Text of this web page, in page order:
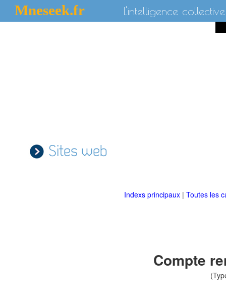
Mneseek.fr L'intelligence collective
Sites web
Indexs principaux | Toutes les
Compte